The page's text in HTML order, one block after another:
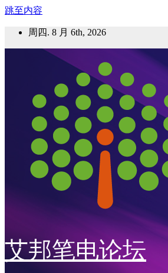
跳至内容
周四. 8 月 6th, 2026
艾邦笔电论坛